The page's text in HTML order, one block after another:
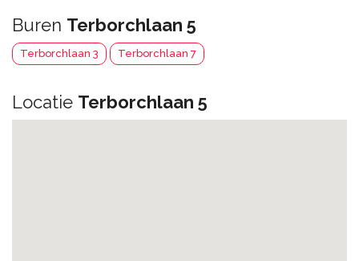
Buren Terborchlaan 5
Terborchlaan 3 Terborchlaan 7
Locatie Terborchlaan 5